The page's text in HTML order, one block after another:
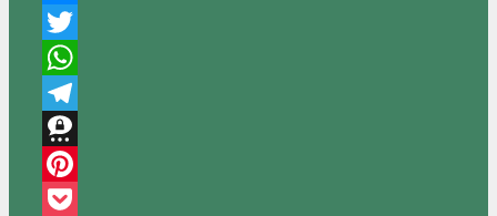
Messenger
Twitter
WhatsApp
Telegram
Threema
Pinterest